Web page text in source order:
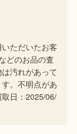
ただいたお客
どのお品の査
汚れがあって
。不明点があ
日：2025/06/